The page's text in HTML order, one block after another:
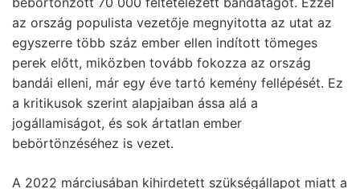
az ország populista vezetője megnyitotta az utat az
egyszerre több száz ember ellen indított tömeges
perek előtt, miközben tovább fokozza az ország
bandái elleni, már egy éve tartó kemény fellépését. Ez
a kritikusok szerint alapjaiban ássa alá a
jogállamiságot, és sok ártatlan ember
bebörtönzéséhez is vezet.
A 2022 márciusában kihirdetett szükségállapot miatt a